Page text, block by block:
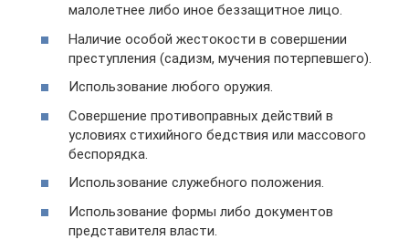
малолетнее либо иное беззащитное лицо.
Наличие особой жестокости в совершении
преступления (садизм, мучения потерпевшего).
Использование любого оружия.
Совершение противоправных действий в
условиях стихийного бедствия или массового
беспорядка.
Использование служебного положения.
Использование формы либо документов
представителя власти.